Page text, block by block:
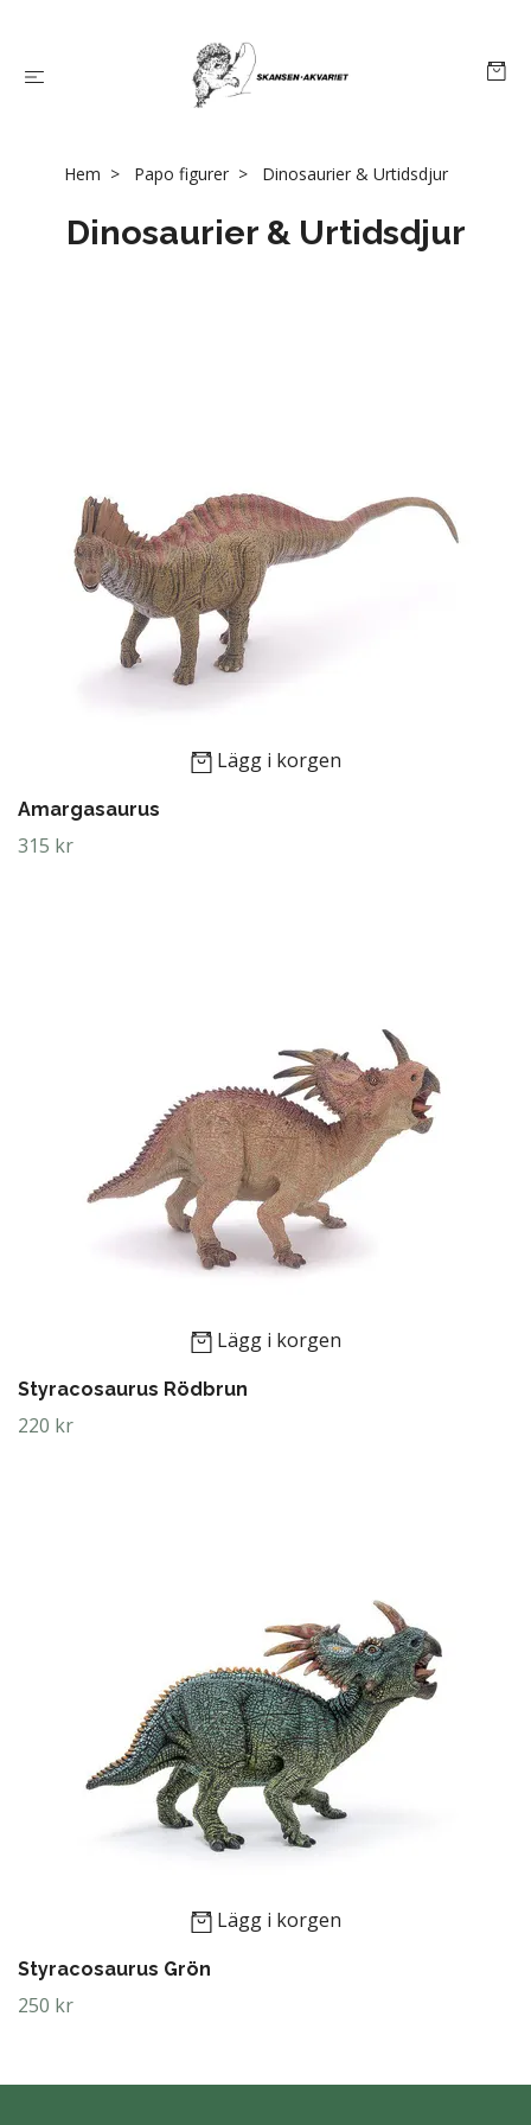
Hem Papo figurer Dinosaurier & Urtidsdjur
Dinosaurier & Urtidsdjur
Lägg i korgen
Amargasaurus
315 kr
Lägg i korgen
Styracosaurus Rödbrun
220 kr
Lägg i korgen
Styracosaurus Grön
250 kr